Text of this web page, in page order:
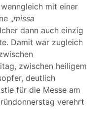
mit einer
„missa
dann auch einzig
Damit war zugleich
zwischen heiligem
deutlich
für die Messe am
verehrt